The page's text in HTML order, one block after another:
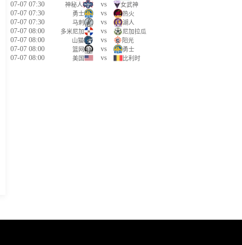
07-07 07:30 神秘人 vs 女武神
07-07 07:30 勇士 vs 热火
07-07 07:30 马刺 vs 湖人
07-07 08:00 多米尼加 vs 尼加拉瓜
07-07 08:00 山猫 vs 阳光
07-07 08:00 篮网 vs 勇士
07-07 08:00 美国 vs 比利时